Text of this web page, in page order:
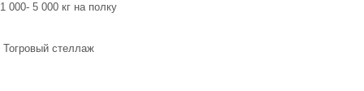
1 000- 5 000 кг на полку
Тогровый стеллаж